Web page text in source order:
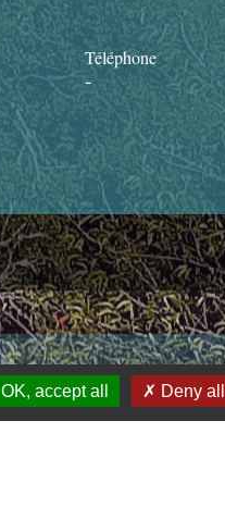
Téléphone
-
OK, accept all Deny